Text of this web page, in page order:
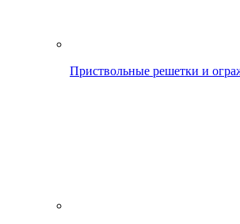
Приствольные решетки и